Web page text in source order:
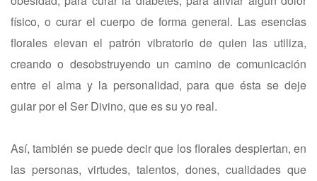
físico, o curar el cuerpo de forma general. Las esencias
florales elevan el patrón vibratorio de quien las utiliza,
creando o desobstruyendo un camino de comunicación
entre el alma y la personalidad, para que ésta se deje
guiar por el Ser Divino, que es su yo real.
Así, también se puede decir que los florales despiertan, en
las personas, virtudes, talentos, dones, cualidades que